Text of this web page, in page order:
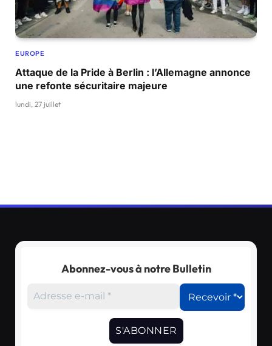
EUROPE
Attaque de la Pride à Berlin : l’Allemagne annonce
une refonte sécuritaire majeure
lundi, 27 juillet
Abonnez-vous à notre Bulletin